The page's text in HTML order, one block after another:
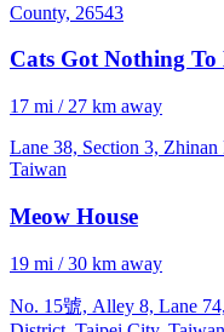
County, 26543
Cats Got Nothing To
17 mi / 27 km away
Lane 38, Section 3,
Taiwan
Meow House
19 mi / 30 km away
No. 15號, Alley 8, Lane